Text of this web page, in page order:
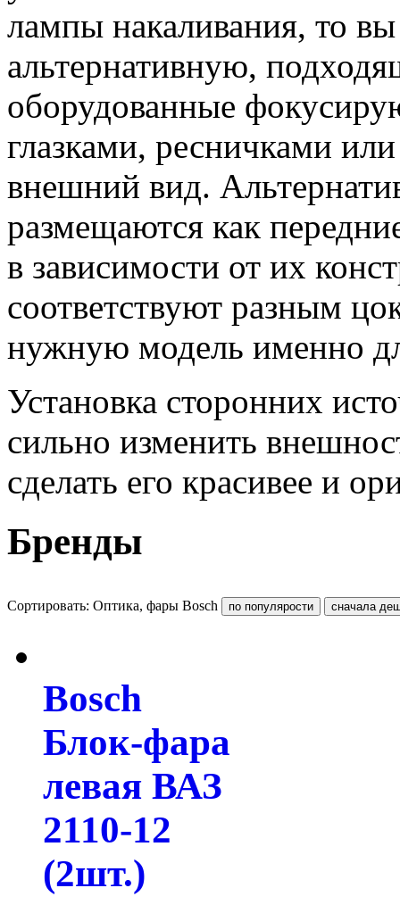
лампы накаливания, то
альтернативную,
оборудованные
глазками, ресничками
внешний вид.
размещаются как
в зависимости от их
соответствуют разным
нужную модель именно
Установка сторонних
сильно изменить
сделать его красивее и
Бренды
Сортировать: Оптика, фары Bosch
Bosch
Блок-фара
левая ВАЗ
2110-12
(2шт.)